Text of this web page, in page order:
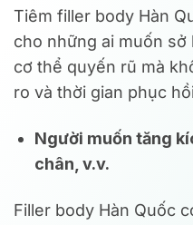
Tiêm filler body Hàn
cho những ai muốn
cơ thể quyến rũ mà
ro và thời gian phục
Người muốn tăng
chân, v.v.
Filler body Hàn Quốc